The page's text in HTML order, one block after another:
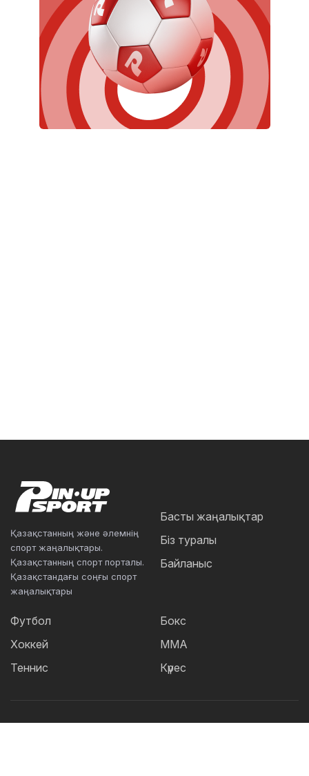
Қазақстанның және әлемнің
спорт жаңалықтары.
Қазақстанның спорт порталы.
Қазақстандағы соңғы спорт
жаңалықтары
Басты жаңалықтар
Біз туралы
Байланыс
Футбол
Хоккей
Теннис
Бокс
ММА
Күрес